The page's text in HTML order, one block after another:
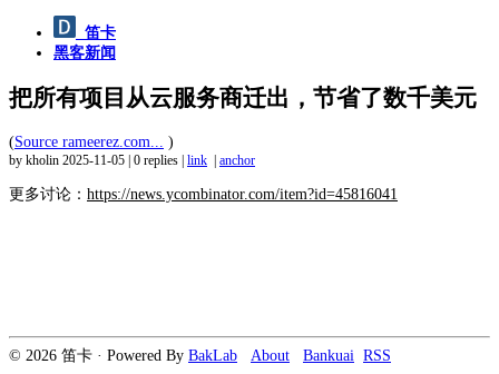
笛卡
黑客新闻
把所有项目从云服务商迁出，节省了数千美元
(Source rameerez.com... )
by kholin 2025-11-05 0 replies link anchor
更多讨论： https://news.ycombinator.com/item?id=45816041
© 2026 笛卡 · Powered By BakLab About Bankuai RSS